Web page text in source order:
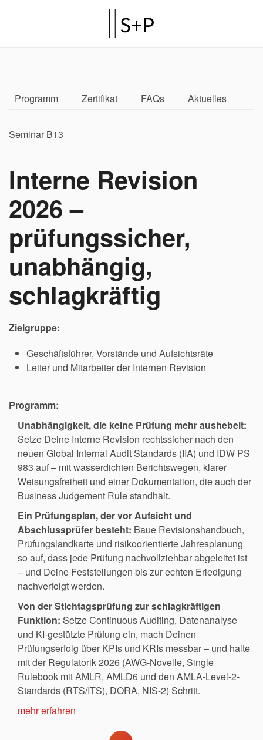
Programm Zertifikat FAQs Aktuelles
Seminar B13
Interne Revision
2026 –
prüfungssicher,
unabhängig,
schlagkräftig
Zielgruppe:
Geschäftsführer, Vorstände und Aufsichtsräte
Leiter und Mitarbeiter der Internen Revision
Programm:
Unabhängigkeit, die keine Prüfung mehr aushebelt:
Setze Deine Interne Revision rechtssicher nach den
neuen Global Internal AuditStandards (IIA) und IDW PS
983 auf – mitwasserdichten Berichtswegen, klarer
Weisungsfreiheit und einer Dokumentation, die auch der
BusinessJudgement Rule standhält.
Ein Prüfungsplan, der vor Aufsicht und
Abschlussprüfer besteht: Baue Revisionshandbuch,
Prüfungslandkarte und risikoorientierte Jahresplanung
so auf, dass jede Prüfung nachvollziehbar abgeleitet ist
– und Deine Feststellungen bis zur echten Erledigung
nachverfolgt werden.
Von der Stichtagsprüfung zur schlagkräftigen
Funktion: Setze Continuous Auditing, Datenanalyse
und KI-gestützte Prüfung ein, mach Deinen
Prüfungserfolg über KPIs und KRIs messbar – und halte
mit der Regulatorik 2026 (AWG-Novelle, Single
Rulebook mit AMLR, AMLD6 und den AMLA-Level-2-
Standards (RTS/ITS), DORA, NIS-2) Schritt.
mehr erfahren